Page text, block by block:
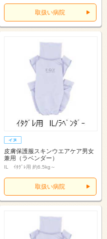
取扱い病院
皮膚保護服スキンウエアケア男女
兼用（ラベンダー）
IL ｲﾀｸﾞﾚ用 約6.5kg～
取扱い病院